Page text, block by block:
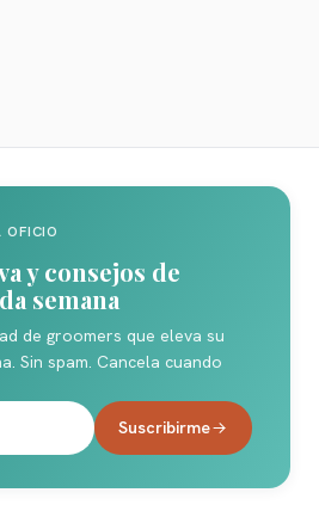
OFICIO
y consejos de
semana
de groomers que eleva su
Sin spam. Cancela cuando
Suscribirme